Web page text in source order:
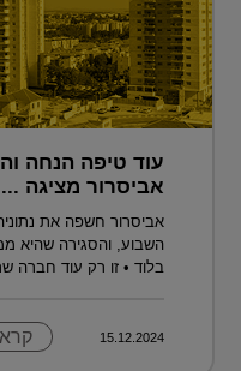
עוד טיפה הנחה
אביסרור מציגה ...
אביסרור חשפה את
השבוע, והסגירה שהיא
בלוד • זו רק עוד חברה
15.12.2024